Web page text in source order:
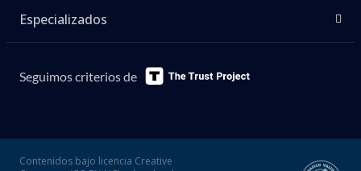
Especializados
Seguimos criterios de
Contenidos bajo licencia Creative